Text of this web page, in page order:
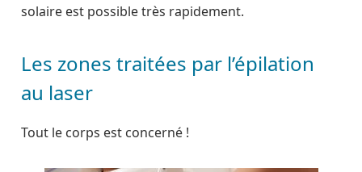
solaire est possible très rapidement.
Les zones traitées par l’épilation
au laser
Tout le corps est concerné !